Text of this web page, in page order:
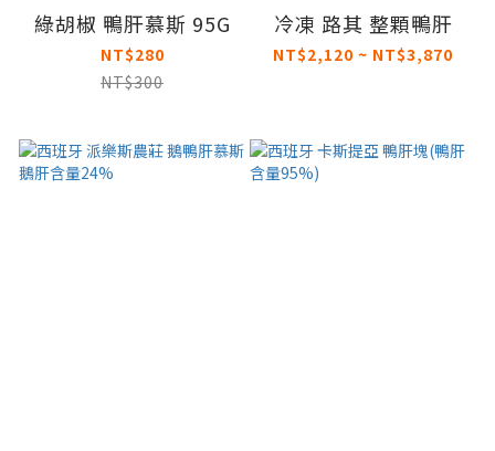
綠胡椒 鴨肝慕斯 95G
NT$280
NT$300
冷凍 路其 整顆鴨肝
NT$2,120 ~ NT$3,870